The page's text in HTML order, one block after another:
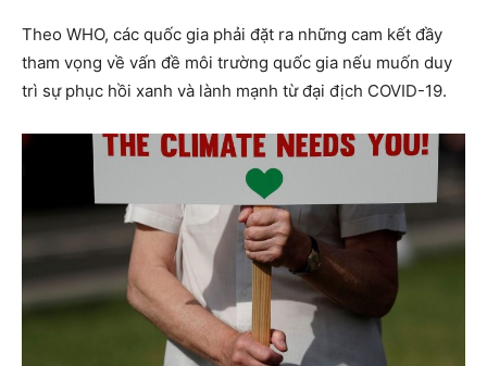
Theo WHO, các quốc gia phải đặt ra những cam kết đầy
tham vọng về vấn đề môi trường quốc gia nếu muốn duy
trì sự phục hồi xanh và lành mạnh từ đại địch COVID-19.